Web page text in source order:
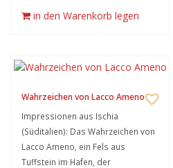
in den Warenkorb legen
Wahrzeichen von Lacco Ameno
Impressionen aus Ischia
(Süditalien): Das Wahrzeichen von
Lacco Ameno, ein Fels aus
Tuffstein im Hafen, der